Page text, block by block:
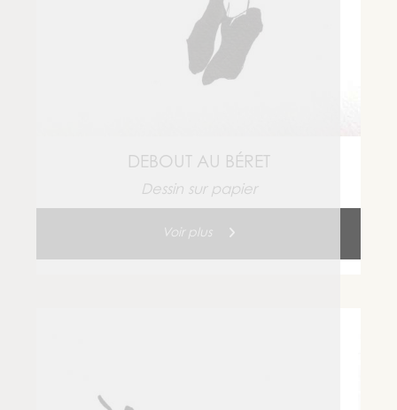
J’accepte
tous les
cookies
DEBOUT AU BÉRET
Dessin sur papier
Voir plus